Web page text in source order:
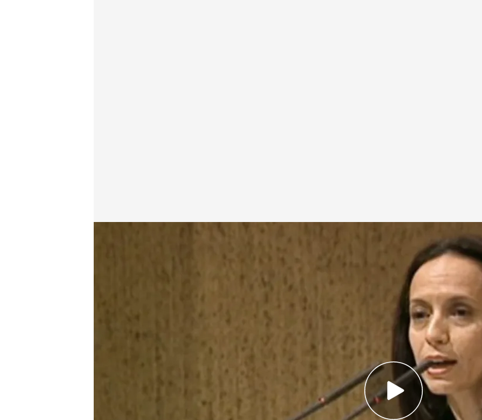
Beatriz Corredor, exministra de Vivienda con José Luis Rodríguez Zapatero, es la presidenta de Redeia
La Administración pública suele absorber dirigentes de partidos con
carreras acabadas
Enagás, empresa pública tiene de consejero a Montilla, 'expresident'
de Cataluña, cuya formación llega al bachillerato
Descoordinación y enchufismo en la DANA